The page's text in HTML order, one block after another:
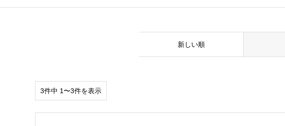
新しい順
3件中 1〜3件を表示